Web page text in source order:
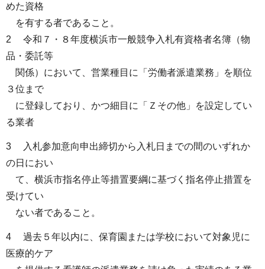
めた資格
を有する者であること。
2 令和７・８年度横浜市一般競争入札有資格者名簿（物
品・委託等
関係）において、営業種目に「労働者派遣業務」を順位
３位まで
に登録しており、かつ細目に「Ｚその他」を設定してい
る業者
3 入札参加意向申出締切から入札日までの間のいずれか
の日におい
て、横浜市指名停止等措置要綱に基づく指名停止措置を
受けてい
ない者であること。
4 過去５年以内に、保育園または学校において対象児に
医療的ケア